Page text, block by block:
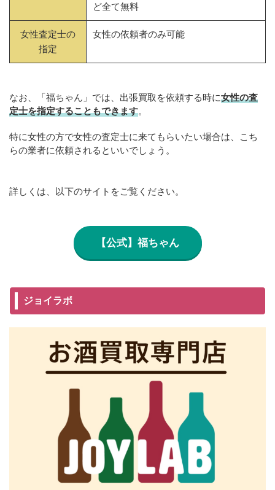
ど全て無料
女性査定士の
指定
女性の依頼者のみ可能
なお、「福ちゃん」では、出張買取を依頼する時に女性の査
定士を指定することもできます。
特に女性の方で女性の査定士に来てもらいたい場合は、こち
らの業者に依頼されるといいでしょう。
詳しくは、以下のサイトをご覧ください。
【公式】福ちゃん
ジョイラボ